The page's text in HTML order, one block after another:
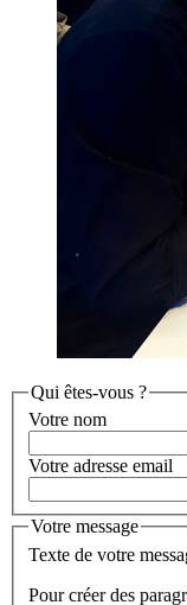
Qui êtes-vous ?
Votre nom
Votre adresse email
Votre message
Texte de votre
Pour créer des